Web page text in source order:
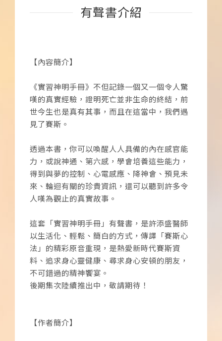
有聲書介紹
【內容簡介】
《實習神明手冊》不但記錄一個又一個令人驚
嘆的真實經驗，證明死亡並非生命的終結，前
世今生也是真有其事，而且在這當中，我們遇
見了賽斯。
透過本書，你可以喚醒人人具備的內在感官能
力，或說神通、第六感，學會培養這些能力，
得到與夢的控制、心電感應、降神會、預見未
來、輪迴有關的珍貴資訊，還可以聽到許多令
人嘆為觀止的真實故事。
這套「實習神明手冊」有聲書，是許添盛醫師
以生活化、輕鬆、簡白的方式，傳譯「賽斯心
法」的精彩原音重現，是熱愛新時代賽斯資
料、追求身心靈健康、尋求身心安頓的朋友，
不可錯過的精神饗宴。
後期集次陸續推出中，敬請期待！
【作者簡介】